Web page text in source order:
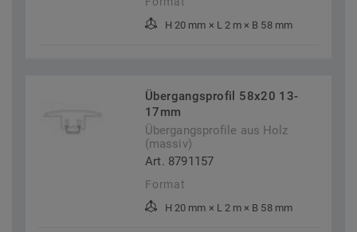
H 20 mm × L 2 m × B 58 mm
Übergangsprofil 58x20 13-
17mm
Übergangsprofile aus Holz
(massiv)
Art. 8791157
Format
H 20 mm × L 2 m × B 58 mm